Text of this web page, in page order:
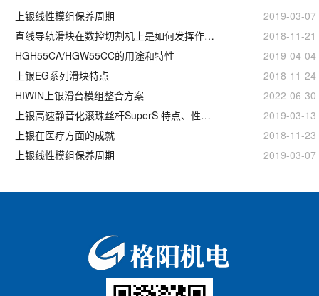
上银线性模组保养周期
2019-03-07
直线导轨滑块在数控切割机上是如何发挥作用的？
2018-11-21
HGH55CA/HGW55CC的用途和特性
2019-04-04
上银EG系列滑块特点
2018-11-24
HIWIN上银滑台模组整合方案
2022-06-30
上银高速静音化滚珠丝杆SuperS 特点、性能和用途
2019-03-13
上银在医疗方面的成就
2018-11-23
上银线性模组保养周期
2019-03-07